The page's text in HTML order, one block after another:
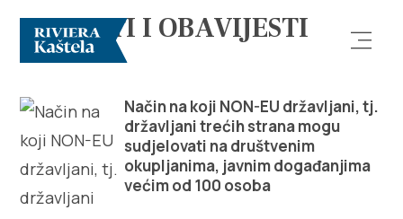
Istraži
NOVOSTI I OBAVIJESTI
Način na koji NON-EU državljani, tj.
državljani trećih strana mogu
sudjelovati na društvenim
okupljanima, javnim događanjima
većim od 100 osoba